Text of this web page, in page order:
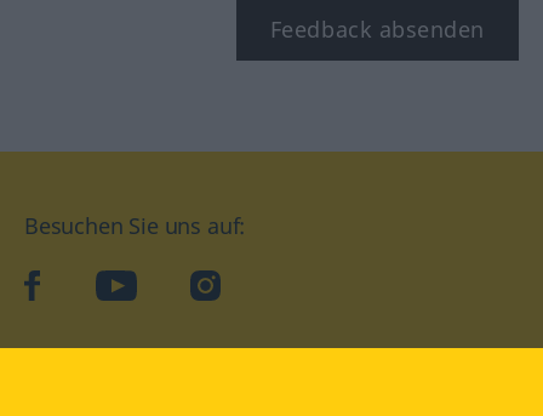
Feedback absenden
Besuchen Sie uns auf:
facebookYouTube Instagram